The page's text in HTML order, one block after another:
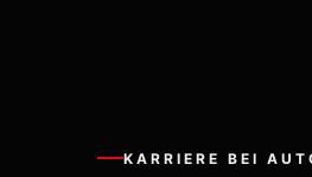
KARRIERE BEI